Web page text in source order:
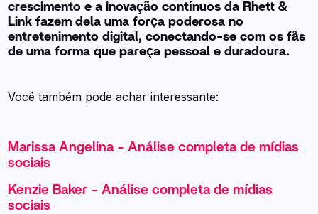
crescimento e a inovação contínuos da Rhett &
Link fazem dela uma força poderosa no
entretenimento digital, conectando-se com os fãs
de uma forma que pareça pessoal e duradoura.
Você também pode achar interessante:
Marissa Angelina - Análise completa de mídias
sociais
Kenzie Baker - Análise completa de mídias
sociais